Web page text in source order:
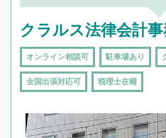
クラルス法律会計
オンライン相談可 駐車場あり
全国出張対応可 税理士在籍